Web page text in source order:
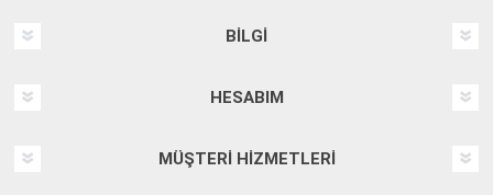
BILGI
HESABIM
MÜŞTERI HIZMETLERI